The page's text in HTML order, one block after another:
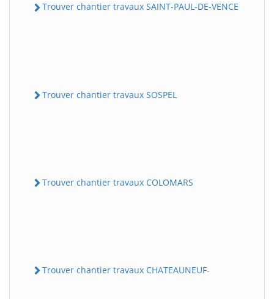
Trouver chantier travaux SAINT-PAUL-DE-VENCE
Trouver chantier travaux SOSPEL
Trouver chantier travaux COLOMARS
Trouver chantier travaux CHATEAUNEUF-